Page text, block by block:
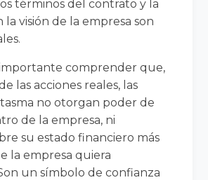
términos del contrato y la
la visión de la empresa son
comprender que,
las acciones reales, las
no otorgan poder de
de la empresa, ni
su estado financiero más
la empresa quiera
un símbolo de confianza